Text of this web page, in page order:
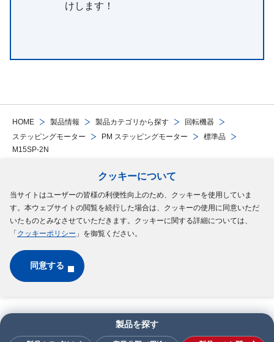
クッキーについて
当サイトはユーザーの皆様の利便性向上のため、クッキーを使用していま
す。本ウェブサイトの閲覧を続行した場合は、クッキーの使用に同意いただ
いたものとみなさせていただきます。クッキーに関する詳細については、
「 クッキーポリシー 」を御覧ください。
同意する
HOME 製品情報 製品カテゴリから探す
回転機器
ステッピングモーター
PM ステッピングモーター
標準品
M15SP-2N
製品を探す
けします！
サイトマップご利用規約個人情報の保護についてクッキーポリシー
ソーシャルメディアポリシー
Copyright © MinebeaMitsumi Inc. All rights reserved.​